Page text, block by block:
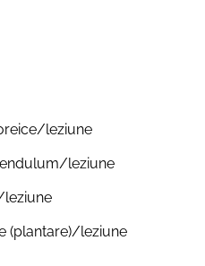
leziune
leziune
(plantare)/leziune